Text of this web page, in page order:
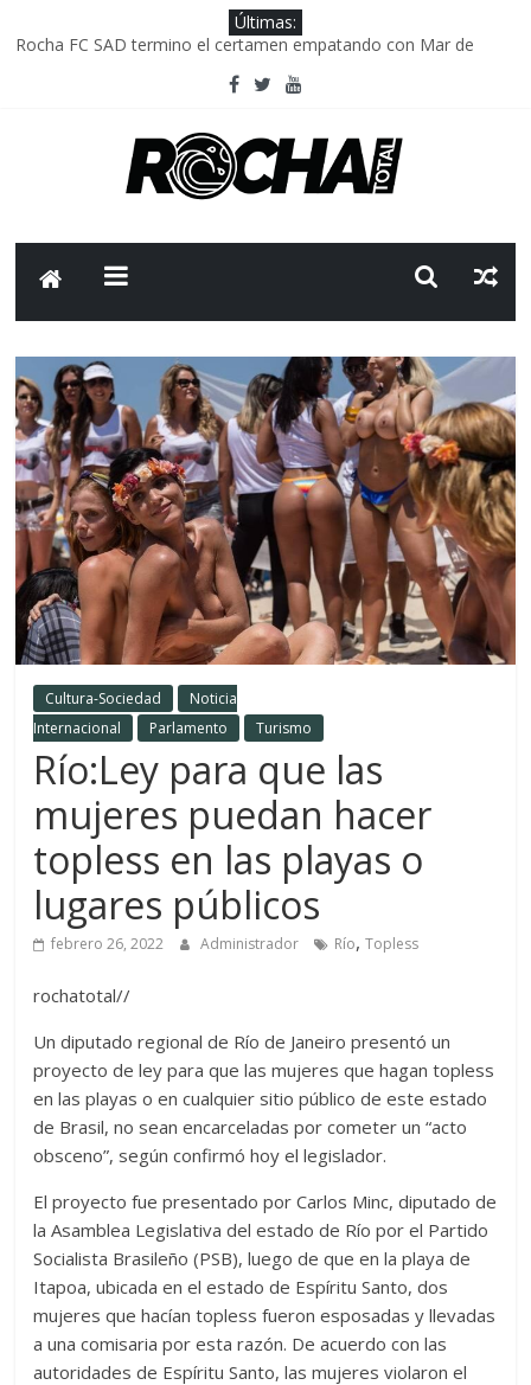
Últimas:
Rocha FC SAD termino el certamen empatando con Mar de
Delegación parlamentaria uruguaya llega a Israel; el Frente
Caso Charles Carrera: la causa que sobrevivió al paso del tiempo
Criminalidad en Uruguay: menos delitos,los homicidios son lo
Cultura-Sociedad
Noticia
Internacional
Parlamento Turismo
Río:Ley para que las
mujeres puedan hacer
topless en las playas o
lugares públicos
febrero 26, 2022 Administrador Río,Topless
rochatotal//
Un diputado regional de Río de Janeiro presentó un
proyecto de ley para que las mujeres que hagan topless
en las playas o en cualquier sitio público de este estado
de Brasil, no sean encarceladas por cometer un “acto
obsceno”, según confirmó hoy el legislador.
El proyecto fue presentado por Carlos Minc, diputado de
la Asamblea Legislativa del estado de Río por el Partido
Socialista Brasileño (PSB), luego de que en la playa de
Itapoa, ubicada en el estado de Espíritu Santo, dos
mujeres que hacían topless fueron esposadas y llevadas
a una comisaria por esta razón. De acuerdo con las
autoridades de Espíritu Santo, las mujeres violaron el